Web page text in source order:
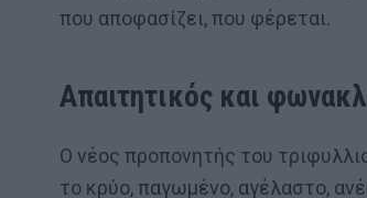
που αποφασίζει, που φέρεται.
Απαιτητικός και
Ο νέος προπονητής του
το κρύο, παγωμένο, αγέλαστο,